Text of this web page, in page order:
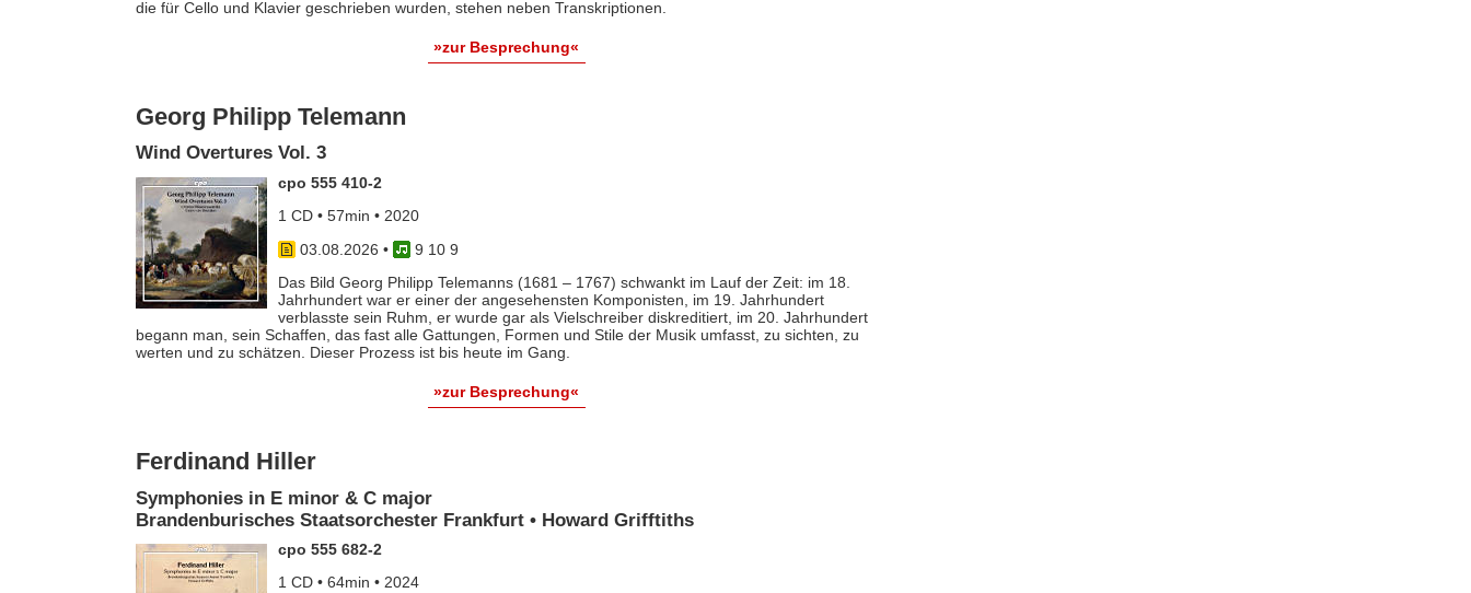
die für Cello und Klavier geschrieben wurden, stehen neben Transkriptionen.
»zur Besprechung«
Georg Philipp Telemann
Wind Overtures Vol. 3
cpo 555 410-2
1 CD • 57min • 2020
03.08.2026 •
9 10 9
Das Bild Georg Philipp Telemanns (1681 – 1767) schwankt im Lauf der Zeit: im 18.
Jahrhundert war er einer der angesehensten Komponisten, im 19. Jahrhundert
verblasste sein Ruhm, er wurde gar als Vielschreiber diskreditiert, im 20. Jahrhundert
begann man, sein Schaffen, das fast alle Gattungen, Formen und Stile der Musik umfasst, zu sichten, zu
werten und zu schätzen. Dieser Prozess ist bis heute im Gang.
»zur Besprechung«
Ferdinand Hiller
Symphonies in E minor & C major
Brandenburisches Staatsorchester Frankfurt • Howard Grifftiths
cpo 555 682-2
1 CD • 64min • 2024